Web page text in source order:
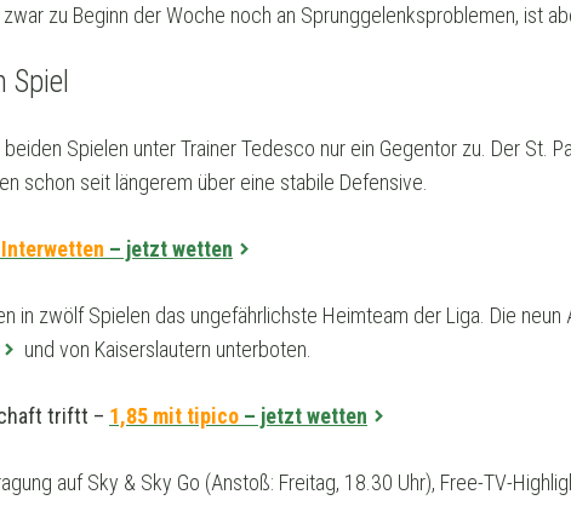
zu Beginn der Woche noch an Sprunggelenksproblemen, ist
Spiel
Spielen unter Trainer Tedesco nur ein Gegentor zu. Der St.
schon seit längerem über eine stabile Defensive.
– jetzt wetten
in zwölf Spielen das ungefährlichste Heimteam der Liga. Die
und von Kaiserslautern unterboten.
triftt – 1,85 mit tipico – jetzt wetten
auf Sky & Sky Go (Anstoß: Freitag, 18.30 Uhr), Free-TV-